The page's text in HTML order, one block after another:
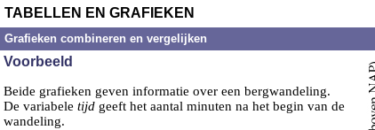
TABELLEN EN GRAFIEKEN
Grafieken combineren en vergelijken
Voorbeeld
Beide grafieken geven informatie over een bergwandeling.
De variabele tijd geeft het aantal minuten na het begin van de
wandeling.